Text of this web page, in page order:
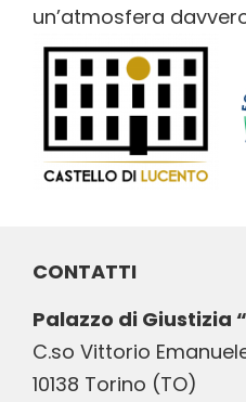
un’atmosfera
CONTATTI
Palazzo di Giustizia
C.so Vittorio
10138 Torino (TO)